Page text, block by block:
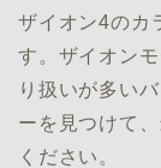
ザイオン4のカ
す。ザイオン
り扱いが多い
ーを見つけて
ください。